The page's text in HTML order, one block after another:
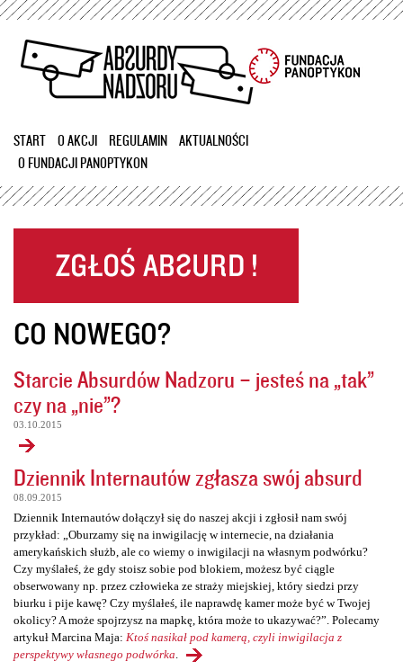
Przejdź
treści
START O AKCJI REGULAMIN
AKTUALNOŚCI
O FUNDACJI PANOPTYKON
CO NOWEGO?
Starcie Absurdów Nadzoru – jesteś na „tak”
czy na „nie”?
03.10.2015
Dziennik Internautów zgłasza swój absurd
08.09.2015
Dziennik Internautów dołączył się do naszej akcji i zgłosił nam swój
przykład: „Oburzamy się na inwigilację w internecie, na działania
amerykańskich służb, ale co wiemy o inwigilacji na własnym podwórku?
Czy myślałeś, że gdy stoisz sobie pod blokiem, możesz być ciągle
obserwowany np. przez człowieka ze straży miejskiej, który siedzi przy
biurku i pije kawę? Czy myślałeś, ile naprawdę kamer może być w Twojej
okolicy? A może spojrzysz na mapkę, która może to ukazywać?”. Polecamy
artykuł Marcina Maja: Ktoś nasikał pod kamerą, czyli inwigilacja z
perspektywy własnego podwórka